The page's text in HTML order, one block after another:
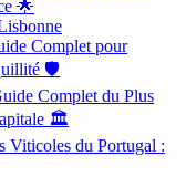
🌟
Complet pour
🛡️
Complet du Plus
🏛️
Viticoles du Portugal :